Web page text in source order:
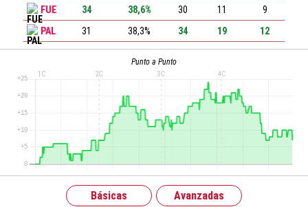
FUE 34 38,6% 30 11
9
PAL
31 38,3% 34 19 12
Punto a Punto
Básicas Avanzadas